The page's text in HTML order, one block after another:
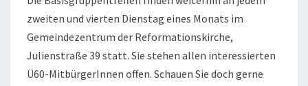
zweiten und vierten Dienstag eines Monats im
Gemeindezentrum der Reformationskirche,
Julienstraße 39 statt. Sie stehen allen interessierten
Ü60-MitbürgerInnen offen. Schauen Sie doch gerne